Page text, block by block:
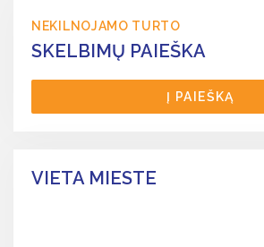
NEKILNOJAMO TURTO
SKELBIMŲ PAIEŠKA
Į PAIEŠKĄ
VIETA MIESTE